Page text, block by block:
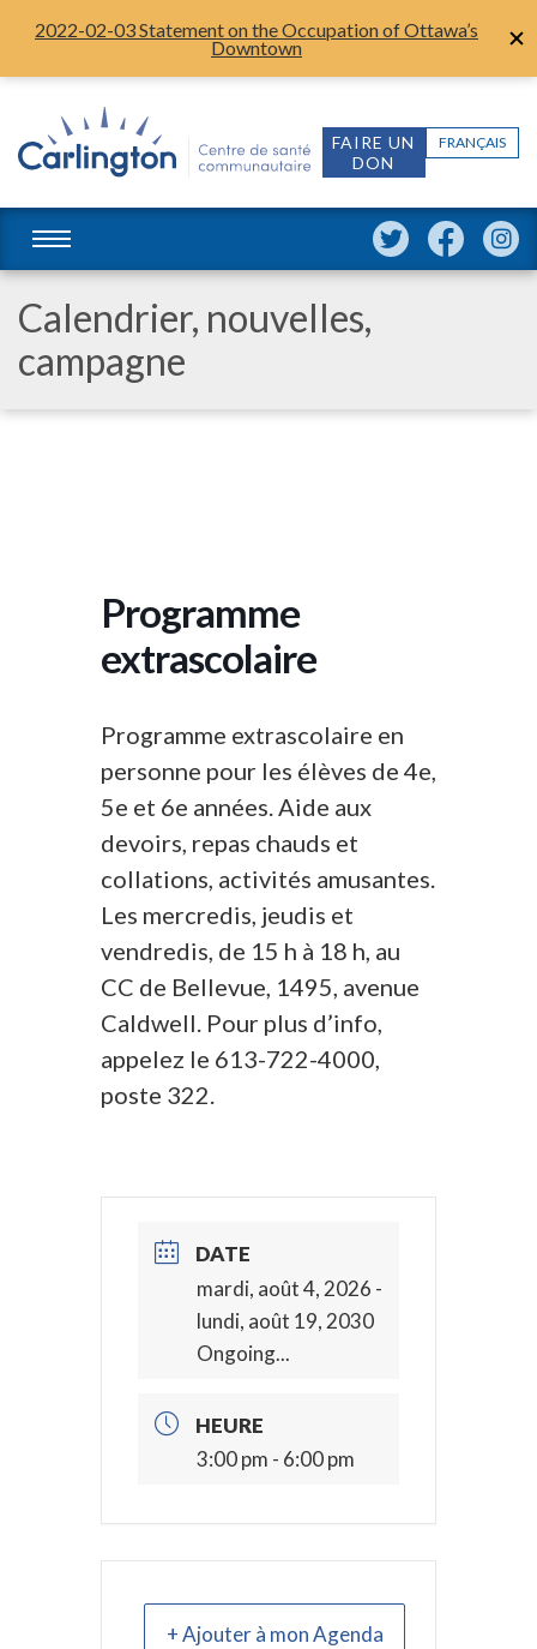
2022-02-03 Statement on the Occupation of Ottawa’s
Downtown
FRANÇAIS
FAIRE UN
DON
Calendrier, nouvelles,
campagne
Programme
extrascolaire
Programme extrascolaire en
personne pour les élèves de 4e,
5e et 6e années. Aide aux
devoirs, repas chauds et
collations, activités amusantes.
Les mercredis, jeudis et
vendredis, de 15 h à 18 h, au
CC de Bellevue, 1495, avenue
Caldwell. Pour plus d’info,
appelez le 613-722-4000,
poste 322.
DATE
mardi, août 4, 2026 -
lundi, août 19, 2030
Ongoing...
HEURE
3:00 pm - 6:00 pm
+ Ajouter à mon Agenda